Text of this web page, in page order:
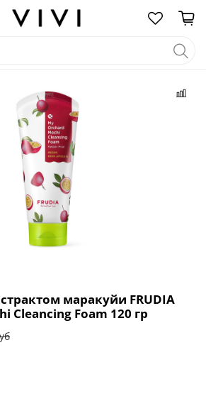
маракуйи FRUDIA
Cleancing Foam 120 гр